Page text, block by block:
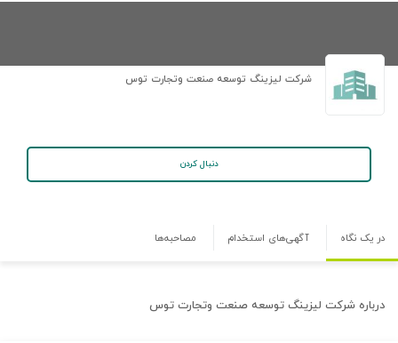
شرکت لیزینگ توسعه صنعت وتجارت توس
دنبال کردن
در یک نگاه آگهی‌های استخدام مصاحبه‌ها
درباره شرکت لیزینگ توسعه صنعت وتجارت توس